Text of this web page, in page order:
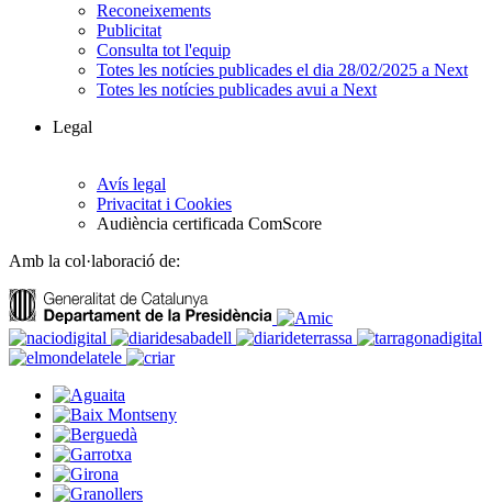
Reconeixements
Publicitat
Consulta tot l'equip
Totes les notícies publicades el dia 28/02/2025 a Next
Totes les notícies publicades avui a Next
Legal
Avís legal
Privacitat i Cookies
Audiència certificada ComScore
Amb la col·laboració de: